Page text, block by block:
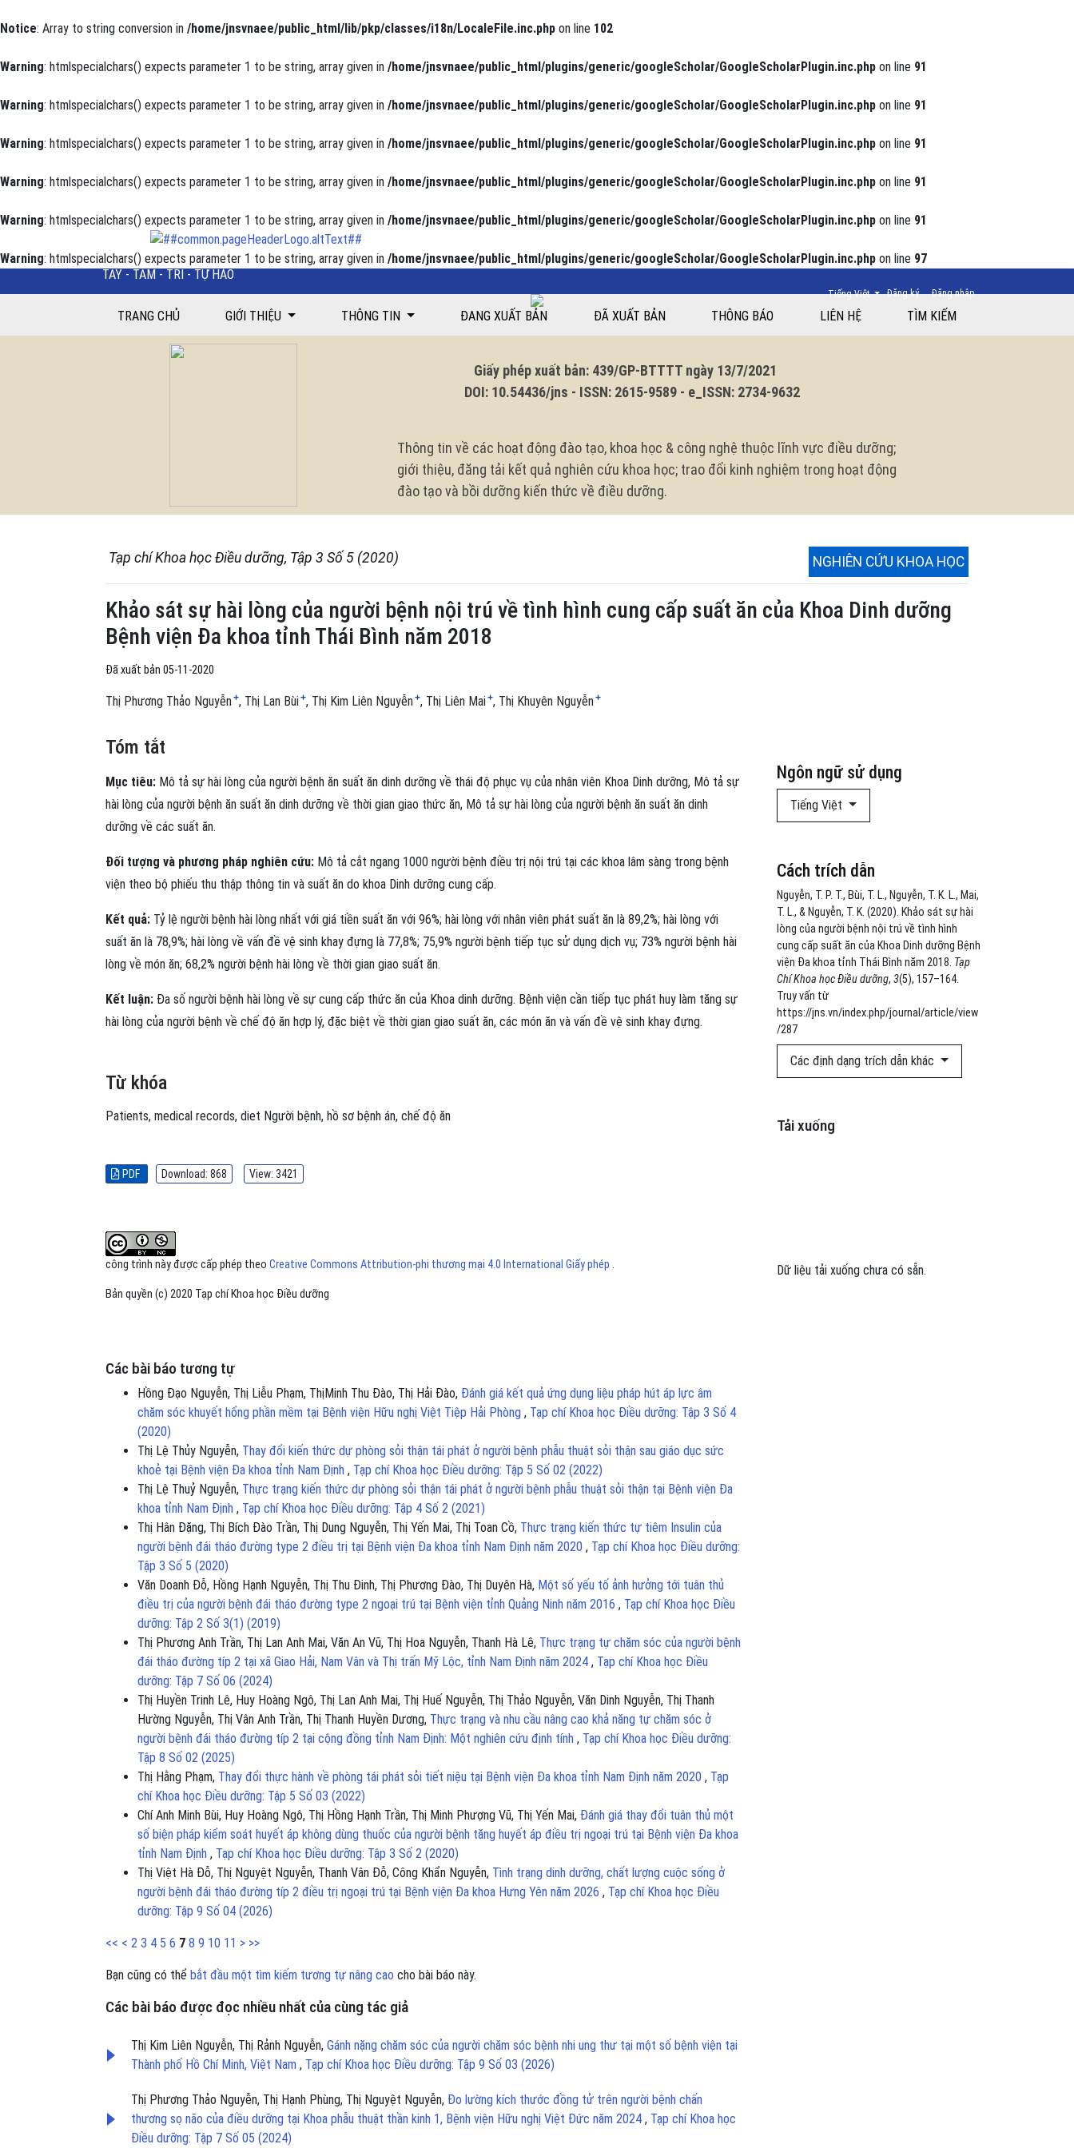
Notice: Array to string conversion in /home/jnsvnaee/public_html/lib/pkp/classes/i18n/LocaleFile.inc.php on line 102
Warning: htmlspecialchars() expects parameter 1 to be string, array given in /home/jnsvnaee/public_html/plugins/generic/googleScholar/GoogleScholarPlugin.inc.php on line 91
Warning: htmlspecialchars() expects parameter 1 to be string, array given in /home/jnsvnaee/public_html/plugins/generic/googleScholar/GoogleScholarPlugin.inc.php on line 91
Warning: htmlspecialchars() expects parameter 1 to be string, array given in /home/jnsvnaee/public_html/plugins/generic/googleScholar/GoogleScholarPlugin.inc.php on line 91
Warning: htmlspecialchars() expects parameter 1 to be string, array given in /home/jnsvnaee/public_html/plugins/generic/googleScholar/GoogleScholarPlugin.inc.php on line 91
Warning: htmlspecialchars() expects parameter 1 to be string, array given in /home/jnsvnaee/public_html/plugins/generic/googleScholar/GoogleScholarPlugin.inc.php on line 91
Warning: htmlspecialchars() expects parameter 1 to be string, array given in /home/jnsvnaee/public_html/plugins/generic/googleScholar/GoogleScholarPlugin.inc.php on line 97
Khảo sát sự hài lòng của người bệnh nội trú về tình hình cung cấp suất ăn của Khoa Dinh dưỡng Bệnh viện Đa khoa tỉnh Thái Bình năm 2018
TAY - TÂM - TRÍ - TỰ HÀO
Đăng ký Đăng nhập
Thay đổi ngôn ngữ. Ngôn ngữ hiện tại là:
Tiếng Việt
TRANG CHỦ GIỚI THIỆU THÔNG TIN ĐANG XUẤT BẢN ĐÃ XUẤT BẢN THÔNG BÁO LIÊN HỆ TÌM KIẾM
Giấy phép xuất bản: 439/GP-BTTTT ngày 13/7/2021
DOI: 10.54436/jns - ISSN: 2615-9589 - e_ISSN: 2734-9632
Thông tin về các hoạt động đào tạo, khoa học & công nghệ thuộc lĩnh vực điều dưỡng;
giới thiệu, đăng tải kết quả nghiên cứu khoa học; trao đổi kinh nghiệm trong hoạt động
đào tạo và bồi dưỡng kiến thức về điều dưỡng.
Tạp chí Khoa học Điều dưỡng, Tập 3 Số 5 (2020) NGHIÊN CỨU KHOA HỌC
Khảo sát sự hài lòng của người bệnh nội trú về tình hình cung cấp suất ăn của Khoa Dinh dưỡng
Bệnh viện Đa khoa tỉnh Thái Bình năm 2018
Đã xuất bản 05-11-2020
Thị Phương Thảo Nguyễn+ Thị Lan Bùi+ Thị Kim Liên Nguyễn+ Thị Liên Mai+ Thị Khuyên Nguyễn+
Ngôn ngữ sử dụng
Tiếng Việt
Cách trích dẫn
Nguyễn, T. P. T., Bùi, T. L., Nguyễn, T. K. L., Mai,
T. L., & Nguyễn, T. K. (2020). Khảo sát sự hài
lòng của người bệnh nội trú về tình hình
cung cấp suất ăn của Khoa Dinh dưỡng Bệnh
viện Đa khoa tỉnh Thái Bình năm 2018. Tạp
Chí Khoa học Điều dưỡng, 3(5), 157–164.
Truy vấn từ
https://jns.vn/index.php/journal/article/view
/287
Các định dạng trích dẫn khác
Tải xuống
Dữ liệu tải xuống chưa có sẵn.
Tóm tắt
Mục tiêu: Mô tả sự hài lòng của người bệnh ăn suất ăn dinh dưỡng về thái độ phục vụ của nhân viên Khoa Dinh dưỡng, Mô tả sự
hài lòng của người bệnh ăn suất ăn dinh dưỡng về thời gian giao thức ăn, Mô tả sự hài lòng của người bệnh ăn suất ăn dinh
dưỡng về các suất ăn.
Đối tượng và phương pháp nghiên cứu: Mô tả cắt ngang 1000 người bệnh điều trị nội trú tại các khoa lâm sàng trong bệnh
viện theo bộ phiếu thu thập thông tin và suất ăn do khoa Dinh dưỡng cung cấp.
Kết quả: Tỷ lệ người bệnh hài lòng nhất với giá tiền suất ăn với 96%; hài lòng với nhân viên phát suất ăn là 89,2%; hài lòng với
suất ăn là 78,9%; hài lòng về vấn đề vệ sinh khay đựng là 77,8%; 75,9% người bệnh tiếp tục sử dụng dịch vụ; 73% người bệnh hài
lòng về món ăn; 68,2% người bệnh hài lòng về thời gian giao suất ăn.
Kết luận: Đa số người bệnh hài lòng về sự cung cấp thức ăn của Khoa dinh dưỡng. Bệnh viện cần tiếp tục phát huy làm tăng sự
hài lòng của người bệnh về chế độ ăn hợp lý, đặc biệt về thời gian giao suất ăn, các món ăn và vấn đề vệ sinh khay đựng.
Từ khóa
Patients, medical records, diet Người bệnh, hồ sơ bệnh án, chế độ ăn
PDF Download: 868 View: 3421
công trình này được cấp phép theo Creative Commons Attribution-phi thương mại 4.0 International Giấy phép .
Bản quyền (c) 2020 Tạp chí Khoa học Điều dưỡng
Các bài báo tương tự
Hồng Đạo Nguyễn, Thị Liễu Phạm, ThịMinh Thu Đào, Thị Hải Đào, Đánh giá kết quả ứng dụng liệu pháp hút áp lực âm
chăm sóc khuyết hổng phần mềm tại Bệnh viện Hữu nghị Việt Tiệp Hải Phòng , Tạp chí Khoa học Điều dưỡng: Tập 3 Số 4
(2020)
Thị Lệ Thủy Nguyễn, Thay đổi kiến thức dự phòng sỏi thận tái phát ở người bệnh phẫu thuật sỏi thận sau giáo dục sức
khoẻ tại Bệnh viện Đa khoa tỉnh Nam Định , Tạp chí Khoa học Điều dưỡng: Tập 5 Số 02 (2022)
Thị Lệ Thuỷ Nguyễn, Thực trạng kiến thức dự phòng sỏi thận tái phát ở người bệnh phẫu thuật sỏi thận tại Bệnh viện Đa
khoa tỉnh Nam Định , Tạp chí Khoa học Điều dưỡng: Tập 4 Số 2 (2021)
Thị Hân Đặng, Thị Bích Đào Trần, Thị Dung Nguyễn, Thị Yến Mai, Thị Toan Cồ, Thực trạng kiến thức tự tiêm Insulin của
người bệnh đái tháo đường type 2 điều trị tại Bệnh viện Đa khoa tỉnh Nam Định năm 2020 , Tạp chí Khoa học Điều dưỡng:
Tập 3 Số 5 (2020)
Văn Doanh Đỗ, Hồng Hạnh Nguyễn, Thị Thu Đinh, Thị Phương Đào, Thị Duyên Hà, Một số yếu tố ảnh hưởng tới tuân thủ
điều trị của người bệnh đái tháo đường type 2 ngoại trú tại Bệnh viện tỉnh Quảng Ninh năm 2016 , Tạp chí Khoa học Điều
dưỡng: Tập 2 Số 3(1) (2019)
Thị Phương Anh Trần, Thị Lan Anh Mai, Văn An Vũ, Thị Hoa Nguyễn, Thanh Hà Lê, Thực trạng tự chăm sóc của người bệnh
đái tháo đường típ 2 tại xã Giao Hải, Nam Vân và Thị trấn Mỹ Lộc, tỉnh Nam Định năm 2024 , Tạp chí Khoa học Điều
dưỡng: Tập 7 Số 06 (2024)
Thị Huyền Trinh Lê, Huy Hoàng Ngô, Thị Lan Anh Mai, Thị Huế Nguyễn, Thị Thảo Nguyễn, Văn Dinh Nguyễn, Thị Thanh
Hường Nguyễn, Thị Vân Anh Trần, Thị Thanh Huyền Dương, Thực trạng và nhu cầu nâng cao khả năng tự chăm sóc ở
người bệnh đái tháo đường típ 2 tại cộng đồng tỉnh Nam Định: Một nghiên cứu định tính , Tạp chí Khoa học Điều dưỡng:
Tập 8 Số 02 (2025)
Thị Hằng Phạm, Thay đổi thực hành về phòng tái phát sỏi tiết niệu tại Bệnh viện Đa khoa tỉnh Nam Định năm 2020 , Tạp
chí Khoa học Điều dưỡng: Tập 5 Số 03 (2022)
Chí Anh Minh Bùi, Huy Hoàng Ngô, Thị Hồng Hạnh Trần, Thị Minh Phượng Vũ, Thị Yến Mai, Đánh giá thay đổi tuân thủ một
số biện pháp kiểm soát huyết áp không dùng thuốc của người bệnh tăng huyết áp điều trị ngoại trú tại Bệnh viện Đa khoa
tỉnh Nam Định , Tạp chí Khoa học Điều dưỡng: Tập 3 Số 2 (2020)
Thị Việt Hà Đỗ, Thị Nguyệt Nguyễn, Thanh Vân Đỗ, Công Khẩn Nguyễn, Tình trạng dinh dưỡng, chất lượng cuộc sống ở
người bệnh đái tháo đường típ 2 điều trị ngoại trú tại Bệnh viện Đa khoa Hưng Yên năm 2026 , Tạp chí Khoa học Điều
dưỡng: Tập 9 Số 04 (2026)
<< < 2 3 4 5 6 7 8 9 10 11 > >>
Bạn cũng có thể bắt đầu một tìm kiếm tương tự nâng cao cho bài báo này.
Các bài báo được đọc nhiều nhất của cùng tác giả
Thị Kim Liên Nguyễn, Thị Rảnh Nguyễn, Gánh nặng chăm sóc của người chăm sóc bệnh nhi ung thư tại một số bệnh viện tại
Thành phố Hồ Chí Minh, Việt Nam , Tạp chí Khoa học Điều dưỡng: Tập 9 Số 03 (2026)
Thị Phương Thảo Nguyễn, Thị Hạnh Phùng, Thị Nguyệt Nguyễn, Đo lường kích thước đồng tử trên người bệnh chấn
thương sọ não của điều dưỡng tại Khoa phẫu thuật thần kinh 1, Bệnh viện Hữu nghị Việt Đức năm 2024 , Tạp chí Khoa học
Điều dưỡng: Tập 7 Số 05 (2024)